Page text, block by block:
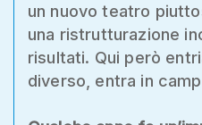
un nuovo teatro
una ristrutturazione
risultati. Qui però
diverso, entra in